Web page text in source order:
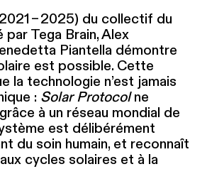
– 2025) du collectif du
par Tega Brain, Alex
Piantella démontre
est possible. Cette
la technologie n’est jamais
: Solar Protocolne
à un réseau mondial de
est délibéré­ment
du soin humain, et reconnaît
cycles solaires et à la